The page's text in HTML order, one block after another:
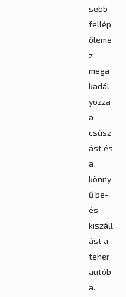
sebb
fellép
őleme
z
mega
kadál
yozza
a
csúsz
ást és
a
könny
ű be-
és
kiszáll
ást a
teher
autób
a.